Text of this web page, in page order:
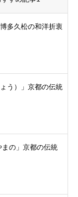
多久松の和洋折衷
う）」京都の伝統
の」京都の伝統